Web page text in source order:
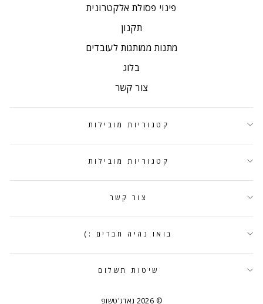
פינוי פסולת אלקטרונית
תקנון
מתנות ממותגות לעובדים
בלוג
צור קשר
קטגוריות מובילות
קטגוריות מובילות
צור קשר
בואו נהיה חברים :)
שיטות תשלום
© 2026 גאדג'טשופ